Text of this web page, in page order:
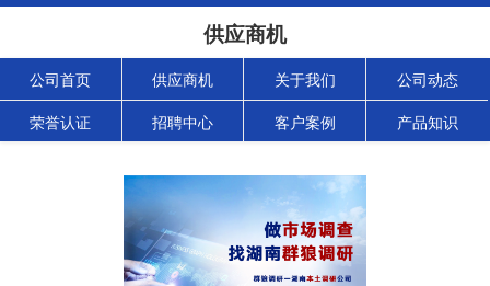
供应商机
公司首页 供应商机 关于我们 公司动态
荣誉认证 招聘中心 客户案例 产品知识